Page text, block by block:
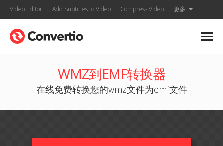
Video Editor Add Subtitles to Video Compress Video 更多
WMZ到EMF转换器
在线免费转换您的wmz文件为emf文件